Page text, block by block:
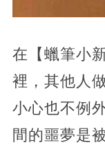
在【蠟筆小
裡，其他人
小心也不例
間的噩夢是